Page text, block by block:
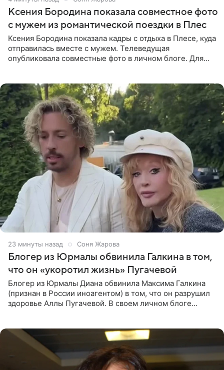
Ксения Бородина показала совместное фото
с мужем из романтической поездки в Плес
Ксения Бородина показала кадры с отдыха в Плесе, куда
отправилась вместе с мужем. Телеведущая
опубликовала совместные фото в личном блоге. Для
23 минуты назад Соня Жарова
Блогер из Юрмалы обвинила Галкина в том,
что он «укоротил жизнь» Пугачевой
Блогер из Юрмалы Диана обвинила Максима Галкина
(признан в России иноагентом) в том, что он разрушил
здоровье Аллы Пугачевой. В своем личном блоге